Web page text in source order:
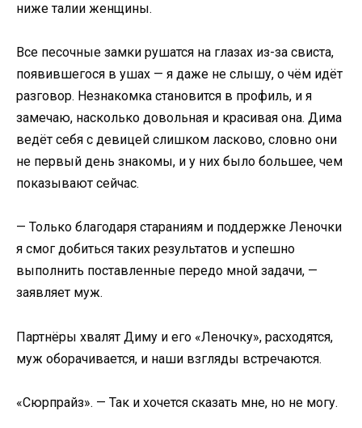
ниже талии женщины.
Все песочные замки рушатся на глазах из-за свиста,
появившегося в ушах — я даже не слышу, о чём идёт
разговор. Незнакомка становится в профиль, и я
замечаю, насколько довольная и красивая она. Дима
ведёт себя с девицей слишком ласково, словно они
не первый день знакомы, и у них было большее, чем
показывают сейчас.
— Только благодаря стараниям и поддержке Леночки
я смог добиться таких результатов и успешно
выполнить поставленные передо мной задачи, —
заявляет муж.
Партнёры хвалят Диму и его «Леночку», расходятся,
муж оборачивается, и наши взгляды встречаются.
«Сюрпрайз». — Так и хочется сказать мне, но не могу.